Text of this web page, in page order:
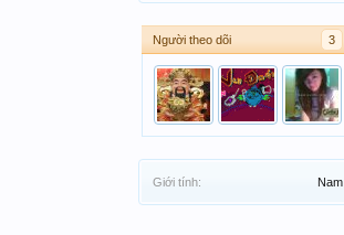
Người theo dõi 3
Giới tính: Nam